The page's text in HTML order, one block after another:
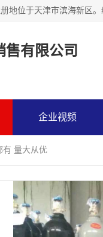
售有限公司
企业视频
有 量大从优